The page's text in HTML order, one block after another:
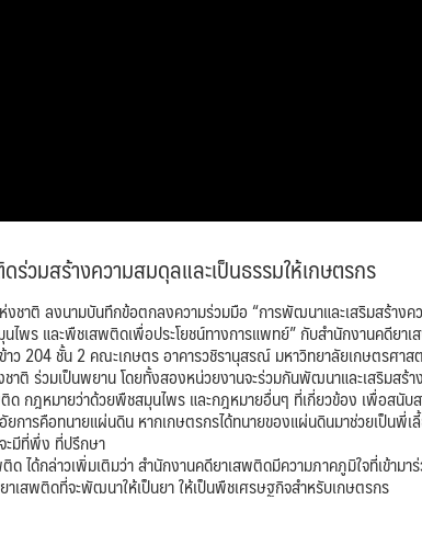
วมสร้างความสมดุลและเป็นธรรมให้เกษตรกร
าติ ลงนามบันทึกข้อตกลงความร่วมมือ “การพัฒนาและเสริมสร้างค
พร และพืชเสพติดเพื่อประโยชน์ทางการแพทย์” กับสำนักงานคดียา
ชั้น 2 คณะเกษตร อาคารวชิรานุสรณ์ มหาวิทยาลัยเกษตรศาส
ร่วมเป็นพยาน โดยทั้งสองหน่วยงานจะร่วมกันพัฒนาและเสริมสร้า
ด กฎหมายว่าด้วยพืชสมุนไพร และกฎหมายอื่นๆ ที่เกี่ยวข้อง เพื่อสนับ
ารคือทนายแผ่นดิน หากเกษตรกรได้ทนายของแผ่นดินมาช่วยเป็นพี่เ
ะมีที่พึ่ง ที่ปรึกษา
ด้กล่าวเพิ่มเติมว่า สำนักงานคดียาเสพติดมีความภาคภูมิใจที่เข้ามา
เสพติดที่จะพัฒนาให้เป็นยา ให้เป็นพืชเศรษฐกิจสำหรับเกษตรกร